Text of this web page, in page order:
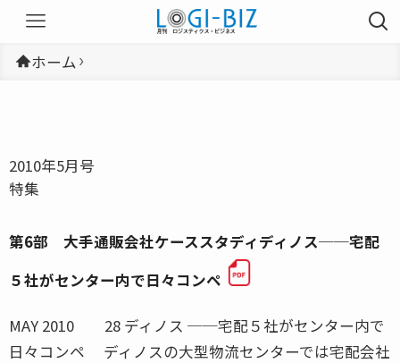
ホーム
2010年5月号
特集
第6部 大手通販会社ケーススタディディノス──宅配
５社がセンター内で日々コンペ
MAY 2010 28 ディノス ──宅配５社がセンター内で
日々コンペ ディノスの大型物流センターでは宅配会社